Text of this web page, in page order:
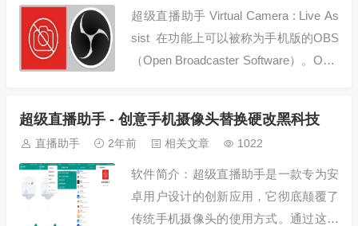
超级直播助手 Virtual Camera : Live As
sist 在功能上可以被称为手机版的OBS
（Open Broadcaster Software）。OBS
超级直播助手 - 创意手机摄像头替换硬改黑科技
直播助手 2年前 相关文章 1022
软件简介：超级直播助手是一款专为安
卓用户设计的创新应用，它彻底颠覆了
传统手机摄像头的使用方式。通过这款